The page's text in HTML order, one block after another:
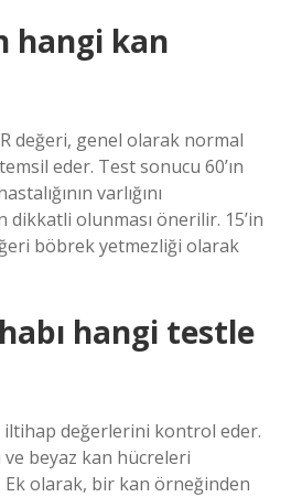
hangi kan
değeri, genel olarak normal
eder. Test sonucu 60’ın
varlığını
dikkatli olunması önerilir. 15’in
böbrek yetmezliği olarak
hangi testle
değerlerini kontrol eder.
beyaz kan hücreleri
Ek olarak, bir kan örneğinden